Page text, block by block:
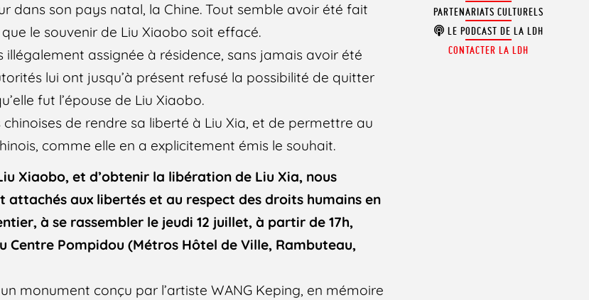
dans son pays natal, la Chine. Tout semble avoir été fait
le souvenir de Liu Xiaobo soit effacé.
illégalement assignée à résidence, sans jamais avoir été
lui ont jusqu’à présent refusé la possibilité de quitter
fut l’épouse de Liu Xiaobo.
de rendre sa liberté à Liu Xia, et de permettre au
comme elle en a explicitement émis le souhait.
Xiaobo, et d’obtenir la libération de Liu Xia, nous
attachés aux libertés et au respect des droits humains en
à se rassembler le jeudi 12 juillet, à partir de 17h,
Centre Pompidou (Métros Hôtel de Ville, Rambuteau,
monument conçu par l’artiste WANG Keping, en mémoire
PARTENARIATS CULTURELS
LE PODCAST DE LA LDH
CONTACTER LA LDH